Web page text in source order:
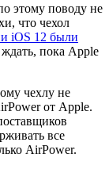
этому поводу не
что чехол
iOS 12 были
пока Apple
чехлу не
от Apple.
все
AirPower.